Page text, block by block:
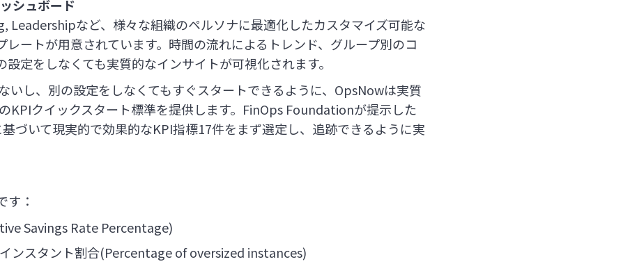
シュボード
Leadershipなど、様々な組織のペルソナに最適化したカスタマイズ可能な
レートが用意されています。時間の流れによるトレンド、グループ別のコ
設定をしなくても実質的なインサイトが可視化されます。
いし、別の設定をしなくてもすぐスタートできるように、OpsNowは実質
KPIクイックスタート標準を提供します。FinOps Foundationが提示した
づいて現実的で効果的なKPI指標17件をまず選定し、追跡できるように実
す：
Savings Rate Percentage)
ンスタント割合(Percentage of oversized instances)